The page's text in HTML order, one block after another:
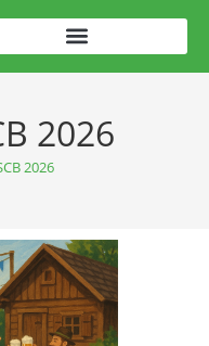
2026
2026